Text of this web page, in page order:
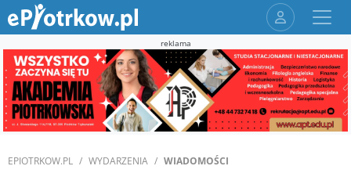
reklama
EPIOTRKOW.PL WYDARZENIA WIADOMOŚCI